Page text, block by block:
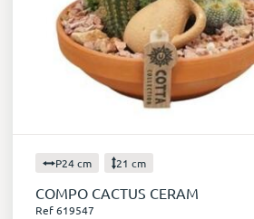
P24 cm 21 cm
COMPO CACTUS CERAM
Ref 619547